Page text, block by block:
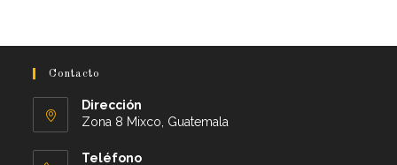
Contacto
Dirección
Zona 8 Mixco, Guatemala
Teléfono